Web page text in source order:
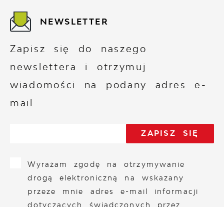
NEWSLETTER
Zapisz się do naszego
newslettera i otrzymuj
wiadomości na podany adres e-
mail
Wyrażam zgodę na otrzymywanie
drogą elektroniczną na wskazany
przeze mnie adres e-mail informacji
dotyczących świadczonych przez